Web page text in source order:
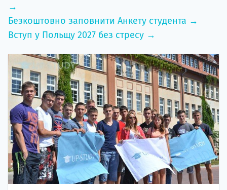
→
Безкоштовно заповнити Анкету студента →
Вступ у Польщу 2027 без стресу →